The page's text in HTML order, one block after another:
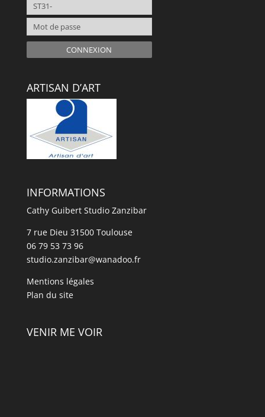
CONNEXION
ARTISAN D’ART
INFORMATIONS
Cathy Guibert Studio Zanzibar
7 rue Dieu 31500 Toulouse
06 79 53 73 96
studio.zanzibar@wanadoo.fr
Mentions légales
Plan du site
VENIR ME VOIR